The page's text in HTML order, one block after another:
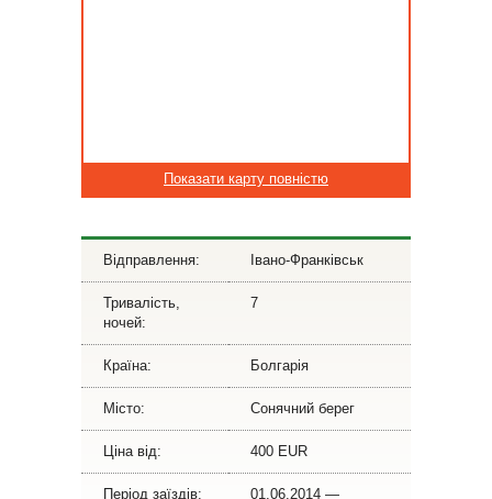
Показати карту повністю
Відправлення: Івано-Франківськ
Тривалість,
ночей:
7
Країна: Болгарія
Місто: Сонячний берег
Ціна від: 400 EUR
Період заїздів:
01.06.2014 —